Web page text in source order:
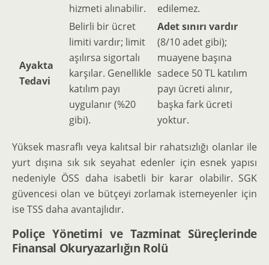
hizmeti alınabilir.
edilemez.
Ayakta
Tedavi
Belirli bir ücret
limiti vardır; limit
aşılırsa sigortalı
karşılar. Genellikle
katılım payı
uygulanır (%20
gibi).
Adet sınırı vardır
(8/10 adet gibi);
muayene başına
sadece 50 TL katılım
payı ücreti alınır,
başka fark ücreti
yoktur.
Yüksek masraflı veya kalıtsal bir rahatsızlığı olanlar ile
yurt dışına sık sık seyahat edenler için esnek yapısı
nedeniyle ÖSS daha isabetli bir karar olabilir. SGK
güvencesi olan ve bütçeyi zorlamak istemeyenler için
ise TSS daha avantajlıdır.
Poliçe Yönetimi ve Tazminat Süreçlerinde
Finansal Okuryazarlığın Rolü